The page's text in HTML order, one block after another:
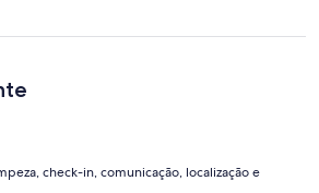
check-in, comunicação, localização e